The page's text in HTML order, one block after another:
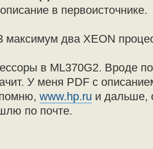
в первоисточнике.
максимум два XEON
в ML370G2. Вроде
У меня PDF с
www.hp.ru и дальше,
по почте.